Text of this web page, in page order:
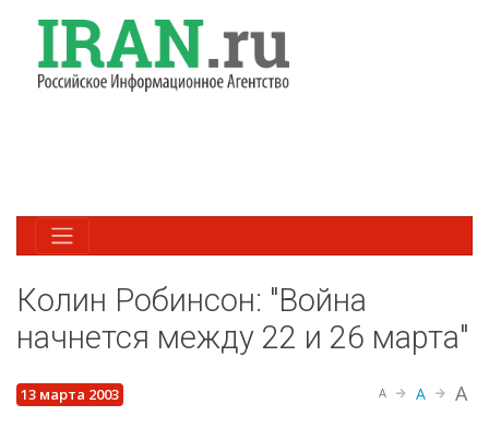
Колин Робинсон: "Война
начнется между 22 и 26 марта"
13 марта 2003 A A A